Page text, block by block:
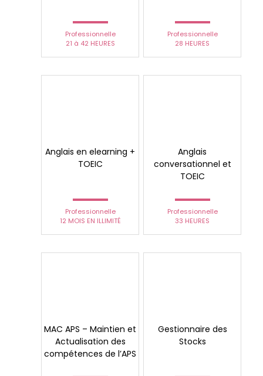
Professionnelle
21 à 42 HEURES
Professionnelle
28 HEURES
Anglais en elearning +
TOEIC
Professionnelle
12 MOIS EN ILLIMITÉ
Anglais
conversationnel et
TOEIC
Professionnelle
33 HEURES
MAC APS – Maintien et
Actualisation des
compétences de l’APS
Gestionnaire des
Stocks